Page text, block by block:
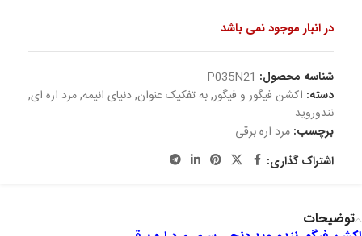
در انبار موجود نمی باشد
شناسه محصول: P035N21
دسته: اکشن فیگور و فیگور,به تفکیک عنوان,دنیای انیمه,مرد اره ای,
نندوروید
برچسب: مرد اره برقی
اشتراک گذاری:
توضیحات